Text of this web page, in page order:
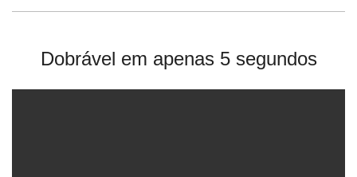
Dobrável em apenas 5 segundos